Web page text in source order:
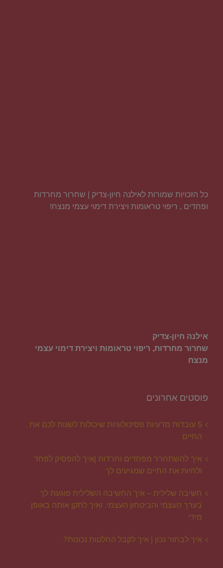
כל הזכויות שמורות לאילנה חיון-צדיק | שחרור מחרדות
ופחדים , ריפוי טראומות ויצירת דימוי עצמי מנצח!
אילנה חיון-צדיק
שחרור מחרדות, ריפוי טראומות ויצירת דימוי עצמי
מנצח
פוסטים אחרונים
5 עובדות מדעיות פסיכולוגיות שיכולות לשנות לכם את
החיים
איך להשתחרר מפחדים וחרדות |איך להפסיק לפחד
ולחיות את החיים שמגיעים לך
חשיבה שלילית – איך החשיבה השלילית פוגעת לך
בערך העצמי והביטחון העצמי. ואיך לתקן אותה באופן
מידי
איך לבחור נכון | איך לקבל החלטות נכונות?